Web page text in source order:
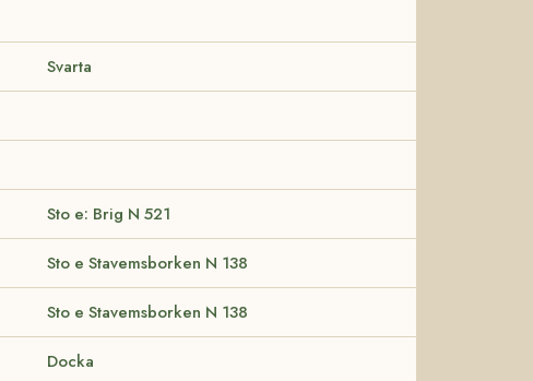
Svarta
Sto e: Brig N 521
Sto e Stavemsborken N 138
Sto e Stavemsborken N 138
Docka